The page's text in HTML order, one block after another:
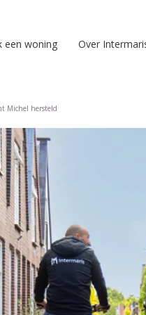
een woning Over
Michel hersteld